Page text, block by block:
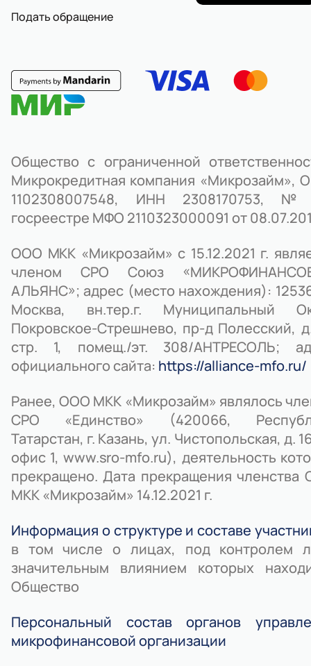
Подать обращение
Общество с ограниченной
Микрокредитная компания «Микрозайм»,
1102308007548, ИНН 2308170753,
госреестре МФО 2110323000091 от
ООО МКК «Микрозайм» с 15.12.2021 г.
членом СРО Союз
АЛЬЯНС»; адрес (место нахождения):
Москва, вн.тер.г. Муниципальный
Покровское-Стрешнево, пр-д Полесский,
стр. 1, помещ./эт. 308/АНТРЕСОЛЬ;
официального сайта: https://alliance-mfo.ru/
Ранее, ООО МКК «Микрозайм» являлось
СРО «Единство» (420066,
Татарстан, г. Казань, ул. Чистопольская, д.
офис 1, www.sro-mfo.ru), деятельность
прекращено. Дата прекращения членства
МКК «Микрозайм» 14.12.2021 г.
Информация о структуре и составе
в том числе о лицах, под контролем
значительным влиянием которых
Общество
Персональный состав органов
микрофинансовой организации